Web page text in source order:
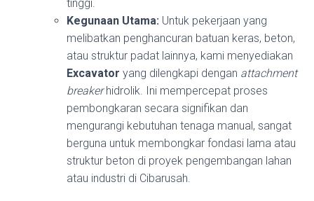
tinggi.
Kegunaan Utama: Untuk pekerjaan yang
melibatkan penghancuran batuan keras, beton,
atau struktur padat lainnya, kami menyediakan
Excavator yang dilengkapi dengan attachment
breakerhidrolik. Ini mempercepat proses
pembongkaran secara signifikan dan
mengurangi kebutuhan tenaga manual, sangat
berguna untuk membongkar fondasi lama atau
struktur beton di proyek pengembangan lahan
atau industri di Cibarusah.